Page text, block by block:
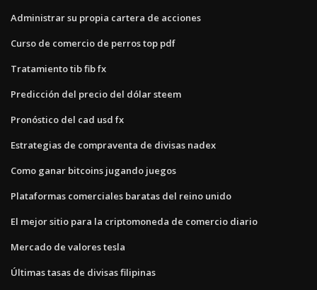
Administrar su propia cartera de acciones
Curso de comercio de perros top pdf
Tratamiento tib fib fx
Predicción del precio del dólar steem
Pronóstico del cad usd fx
Estrategias de compraventa de divisas nadex
Como ganar bitcoins jugando juegos
Plataformas comerciales baratas del reino unido
El mejor sitio para la criptomoneda de comercio diario
Mercado de valores tesla
Últimas tasas de divisas filipinas